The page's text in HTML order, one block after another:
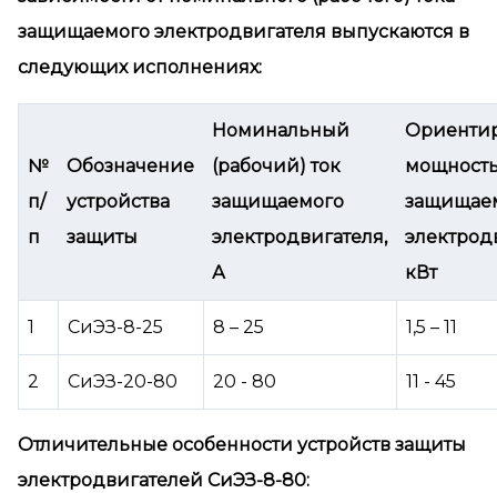
защищаемого электродвигателя выпускаются в
следующих исполнениях:
№
п/
п
Обозначение
устройства
защиты
Номинальный
(рабочий) ток
защищаемого
электродвигателя,
А
кВт
1 СиЭЗ-8-25 8 – 25 1,5 – 11
2 СиЭЗ-20-80 20 - 80 11 - 45
Отличительные особенности устройств защиты
электродвигателей СиЭЗ-8-80: